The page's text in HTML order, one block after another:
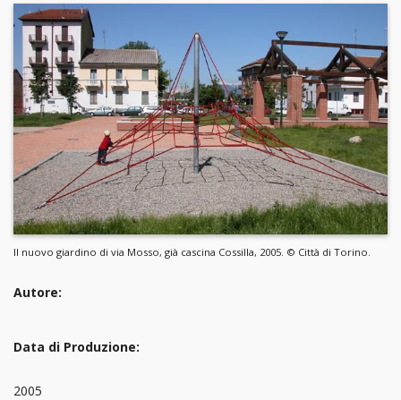
Il nuovo giardino di via Mosso, già cascina Cossilla, 2005. © Città di Torino.
Autore:
Data di Produzione:
2005